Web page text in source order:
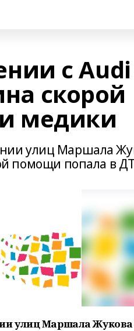
с Audi
скорой
медики
улиц Маршала
помощи попала в
улиц Маршала